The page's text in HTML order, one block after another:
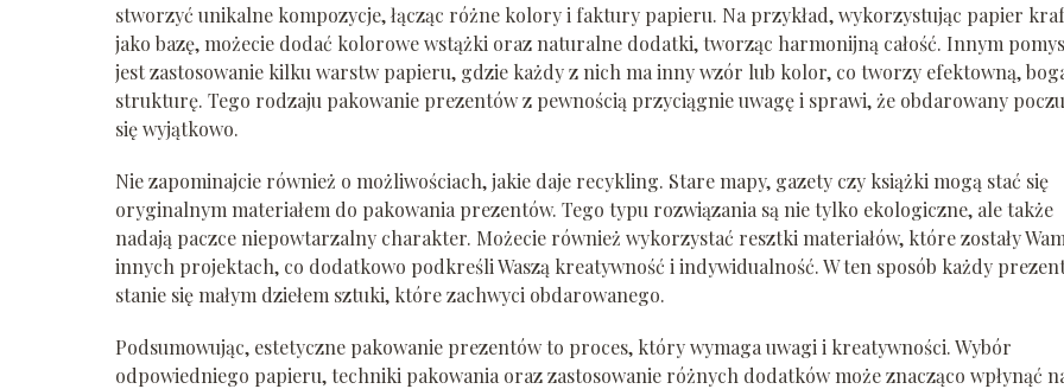
stworzyć unikalne kompozycje, łącząc różne kolory i faktury papieru. Na przykład, wykorzystując papier
jako bazę, możecie dodać kolorowe wstążki oraz naturalne dodatki, tworząc harmonijną całość. Innym
jest zastosowanie kilku warstw papieru, gdzie każdy z nich ma inny wzór lub kolor, co tworzy efektowną,
strukturę. Tego rodzaju pakowanie prezentów z pewnością przyciągnie uwagę i sprawi, że obdarowany
się wyjątkowo.
Nie zapominajcie również o możliwościach, jakie daje recykling. Stare mapy, gazety czy książki mogą stać się
oryginalnym materiałem do pakowania prezentów. Tego typu rozwiązania są nie tylko ekologiczne, ale także
nadają paczce niepowtarzalny charakter. Możecie również wykorzystać resztki materiałów, które zostały
innych projektach, co dodatkowo podkreśli Waszą kreatywność i indywidualność. W ten sposób każdy
stanie się małym dziełem sztuki, które zachwyci obdarowanego.
Podsumowując, estetyczne pakowanie prezentów to proces, który wymaga uwagi i kreatywności. Wybór
odpowiedniego papieru, techniki pakowania oraz zastosowanie różnych dodatków może znacząco wpłynąć